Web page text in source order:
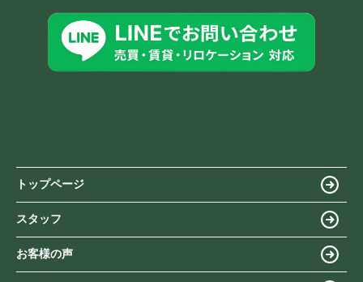
トップページ
スタッフ
お客様の声